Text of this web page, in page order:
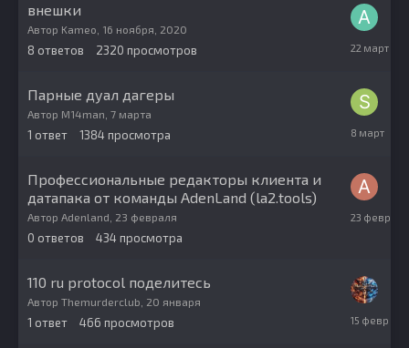
внешки
Автор Kameo 16 ноября, 2020
8 ответов 2320 просмотров
марта
Парные дуал дагеры
Автор M14man 7 марта
1 ответ 1384 просмотра
марта
Профессиональные редакторы клиента и
датапака от команды AdenLand (la2.tools)
Автор Adenland 23 февраля
0 ответов 434 просмотра
февраля
110 ru protocol поделитесь
Автор Themurderclub 20 января
1 ответ 466 просмотров
февраля